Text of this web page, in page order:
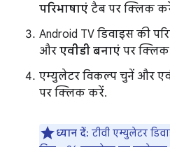
परिभाषाएं टैब पर क्लिक
Android TV डिवाइस की
और एवीडी बनाएं पर
एम्युलेटर विकल्प चुनें और
पर क्लिक करें.
ध्यान दें: टीवी एम्युलेटर